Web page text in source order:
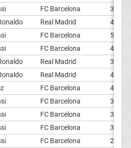
FC Barcelona
34
Real Madrid
41
FC Barcelona
50
FC Barcelona
45
Real Madrid
31
Real Madrid
48
FC Barcelona
40
FC Barcelona
37
FC Barcelona
34
FC Barcelona
36
FC Barcelona
25